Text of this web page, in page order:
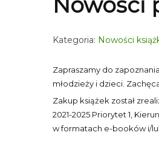
Kategoria: Nowości
Zapraszamy do
młodzieży i dzieci.
Zakup książek został
2021-2025 Priorytet 1,
w formatach e-booków i/